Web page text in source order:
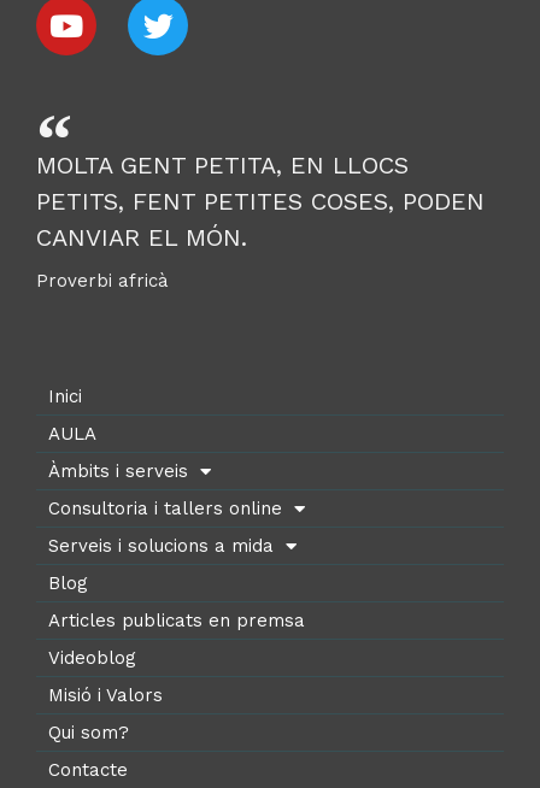
MOLTA GENT PETITA, EN LLOCS
PETITS, FENT PETITES COSES, PODEN
CANVIAR EL MÓN.
Proverbi africà
Inici
AULA
Àmbits i serveis
Consultoria i tallers online
Serveis i solucions a mida
Blog
Articles publicats en premsa
Videoblog
Misió i Valors
Qui som?
Contacte